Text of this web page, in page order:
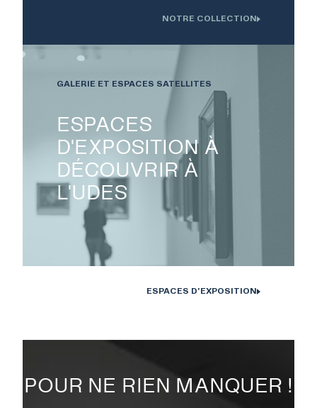
Oeuvre installée devant l'Institution interdisciplinaire d'innovation
NOTRE COLLECTION
ESPACES
D'EXPOSITION À
DÉCOUVRIR À
L'UDES
GALERIE ET ESPACES SATELLITES
ESPACES D'EXPOSITION
POUR NE RIEN MANQUER !